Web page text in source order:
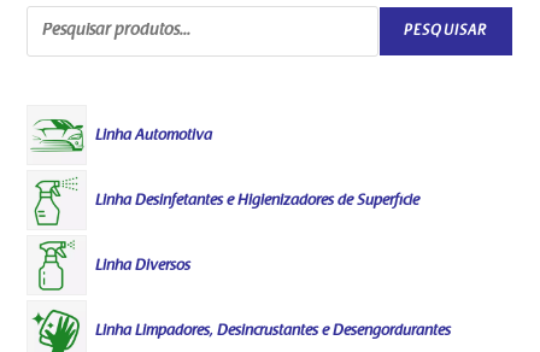
PESQUISAR
Linha Automotiva
Linha Desinfetantes e Higienizadores de Superfície
Linha Diversos
Linha Limpadores, Desincrustantes e Desengordurantes